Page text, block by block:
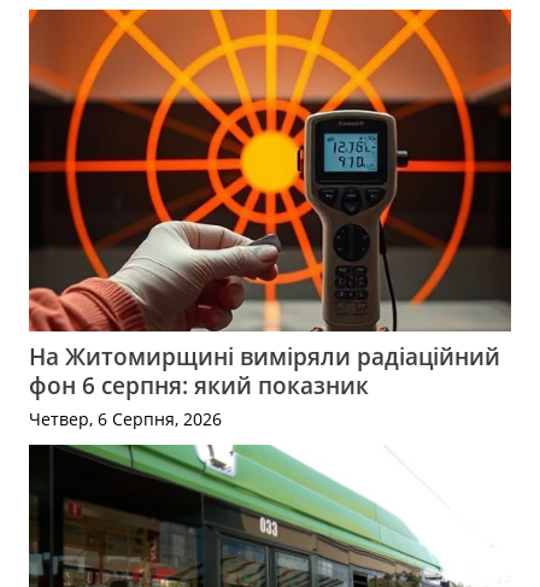
На Житомирщині виміряли радіаційний
фон 6 серпня: який показник
Четвер, 6 Серпня, 2026